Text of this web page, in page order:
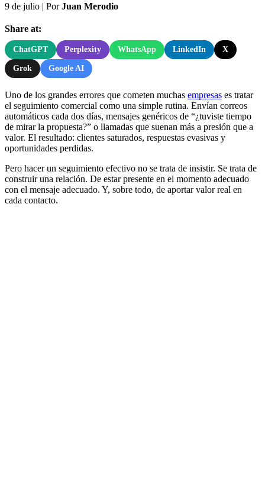
9 de julio | PorJuan Merodio
Share at:
ChatGPT Perplexity WhatsApp LinkedIn X
Grok Google AI
Uno de los grandes errores que cometen muchas empresas es tratar
el seguimiento comercial como una simple rutina. Envían correos
automáticos cada dos días, mensajes genéricos de “¿tuviste tiempo
de mirar la propuesta?” o llamadas que suenan más a presión que a
valor. El resultado: clientes saturados, respuestas evasivas y
oportunidades perdidas.
Pero hacer un seguimiento efectivo no se trata de insistir. Se trata de
construir una relación. De estar presente en el momento adecuado
con el mensaje adecuado. Y, sobre todo, de aportar valor real en
cada contacto.